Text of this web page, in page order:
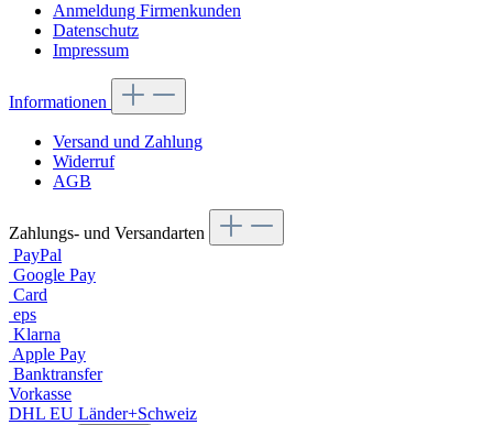
Anmeldung Firmenkunden
Datenschutz
Impressum
Informationen
Versand und Zahlung
Widerruf
AGB
Zahlungs- und Versandarten
PayPal
Google Pay
Card
eps
Klarna
Apple Pay
Banktransfer
Vorkasse
DHL EU Länder+Schweiz